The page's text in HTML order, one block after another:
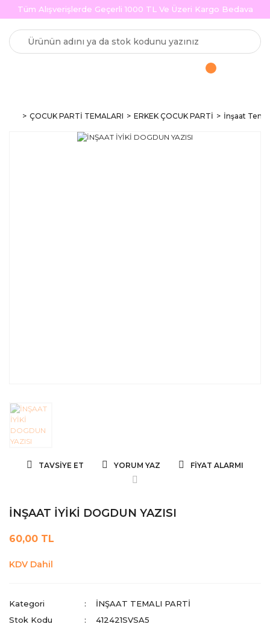
Tüm Alışverişlerde Geçerli 1000 TL Ve Üzeri Kargo Bedava
ÇOCUK PARTİ TEMALARI ERKEK ÇOCUK PARTİ İnşaat
TAVSIYE ET YORUM YAZ FIYAT ALARMI
İNŞAAT İYİKİ DOGDUN YAZISI
60,00 TL
KDV Dahil
Kategori
İNŞAAT TEMALI PARTI
Stok Kodu
412421SVSA5